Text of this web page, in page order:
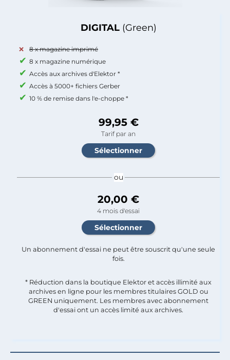
DIGITAL (Green)
8 x magazine imprimé
8 x magazine numérique
Accès aux archives d'Elektor *
Accès à 5000+ fichiers Gerber
10 % de remise dans l'e-choppe *
99,95 €
Tarif par an
ou
20,00 €
4 mois d'essai
Un abonnement d'essai ne peut être souscrit qu'une seule
fois.​
* Réduction dans la boutique Elektor et accès illimité aux
archives en ligne pour les membres titulaires GOLD ou
GREEN uniquement. Les membres avec abonnement
d'essai ont un accès limité aux archives.